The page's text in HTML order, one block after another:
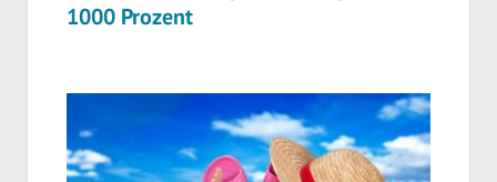
1000 Prozent